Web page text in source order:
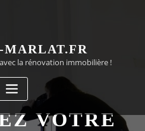
MARLAT.FR
la rénovation immobilière !
VOTRE